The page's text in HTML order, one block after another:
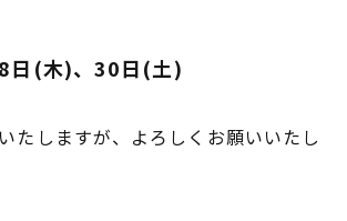
日(木)、30日(土)
たしますが、よろしくお願いいたし